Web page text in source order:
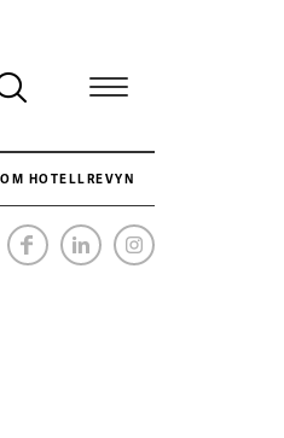
OM HOTELLREVYN
SVENSKT REKORD I SIMPELHET